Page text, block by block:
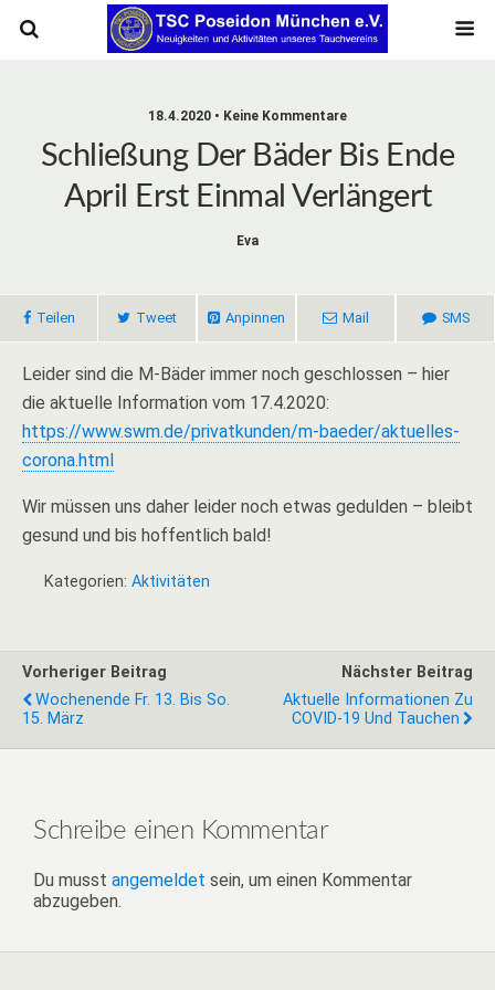
18.4.2020 • Keine Kommentare
Schließung Der Bäder Bis Ende
April Erst Einmal Verlängert
Eva
Teilen Tweet Anpinnen Mail SMS
Leider sind die M-Bäder immer noch geschlossen – hier
die aktuelle Information vom 17.4.2020:
https://www.swm.de/privatkunden/m-baeder/aktuelles-
corona.html
Wir müssen uns daher leider noch etwas gedulden – bleibt
gesund und bis hoffentlich bald!
Kategorien: Aktivitäten
Vorheriger Beitrag
Wochenende Fr. 13. Bis So.
15. März
Nächster Beitrag
Aktuelle Informationen Zu
COVID-19 Und Tauchen
Schreibe einen Kommentar
Du musst angemeldet sein, um einen Kommentar
abzugeben.